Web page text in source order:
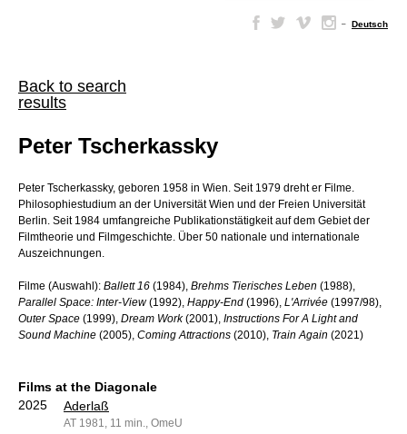
– Deutsch
Back to search
results
Peter Tscherkassky
Peter Tscherkassky, geboren 1958 in Wien. Seit 1979 dreht er Filme.
Philosophiestudium an der Universität Wien und der Freien Universität
Berlin. Seit 1984 umfangreiche Publikationstätigkeit auf dem Gebiet der
Filmtheorie und Filmgeschichte. Über 50 nationale und internationale
Auszeichnungen.
Filme (Auswahl): Ballett 16 (1984), Brehms Tierisches Leben (1988),
Parallel Space: Inter-View(1992), Happy-End (1996), L'Arrivée (1997/98),
Outer Space (1999), Dream Work(2001), Instructions For A Light and
Sound Machine (2005), Coming Attractions (2010), Train Again (2021)
Films at the Diagonale
2025
Aderlaß
AT 1981, 11 min., OmeU